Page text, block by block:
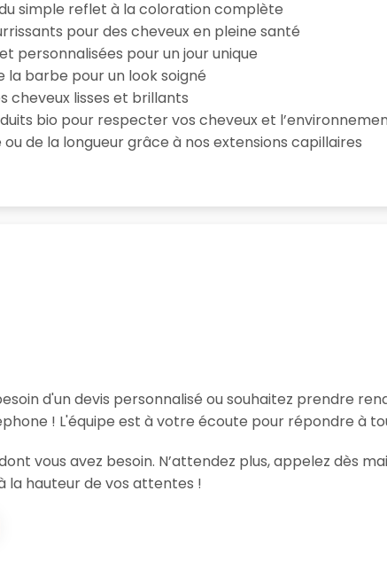
simple reflet à la coloration complète
pour des cheveux en pleine santé
personnalisées pour un jour unique
barbe pour un look soigné
cheveux lisses et brillants
bio pour respecter vos cheveux et
de la longueur grâce à nos extensions capillaires
d'un devis personnalisé ou souhaitez prendre
! L'équipe est à votre écoute pour répondre à
vous avez besoin. N’attendez plus, appelez dès
la hauteur de vos attentes !